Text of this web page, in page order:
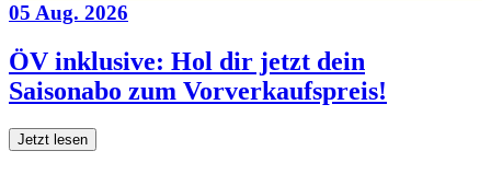
05 Aug. 2026
ÖV inklusive: Hol dir jetzt dein
Saisonabo zum Vorverkaufspreis!
Jetzt lesen